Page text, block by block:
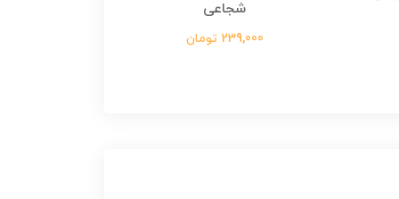
شجاعی
239,000 تومان